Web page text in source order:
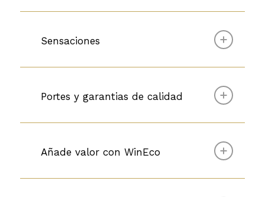
Sensaciones
Portes y garantias de calidad
Añade valor con WinEco